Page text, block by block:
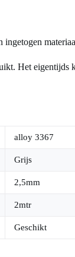
Het eigentijds
alloy 3367
Grijs
2,5mm
2mtr
Geschikt